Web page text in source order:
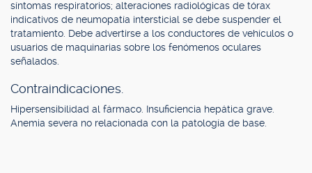
síntomas respiratorios; alteraciones radiológicas de tórax
indicativos de neumopatía intersticial se debe suspender el
tratamiento. Debe advertirse a los conductores de vehículos o
usuarios de maquinarias sobre los fenómenos oculares
señalados.
Contraindicaciones.
Hipersensibilidad al fármaco. Insuficiencia hepática grave.
Anemia severa no relacionada con la patología de base.